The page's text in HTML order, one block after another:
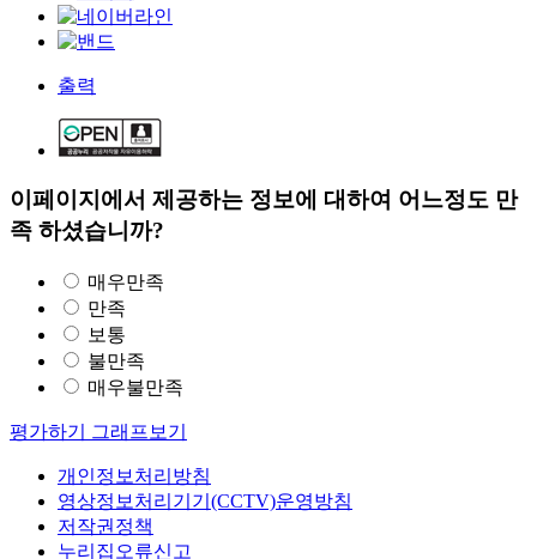
출력
이페이지에서 제공하는 정보에 대하여 어느정도 만
족 하셨습니까?
매우만족
만족
보통
불만족
매우불만족
평가하기 그래프보기
개인정보처리방침
영상정보처리기기(CCTV)운영방침
저작권정책
누리집오류신고